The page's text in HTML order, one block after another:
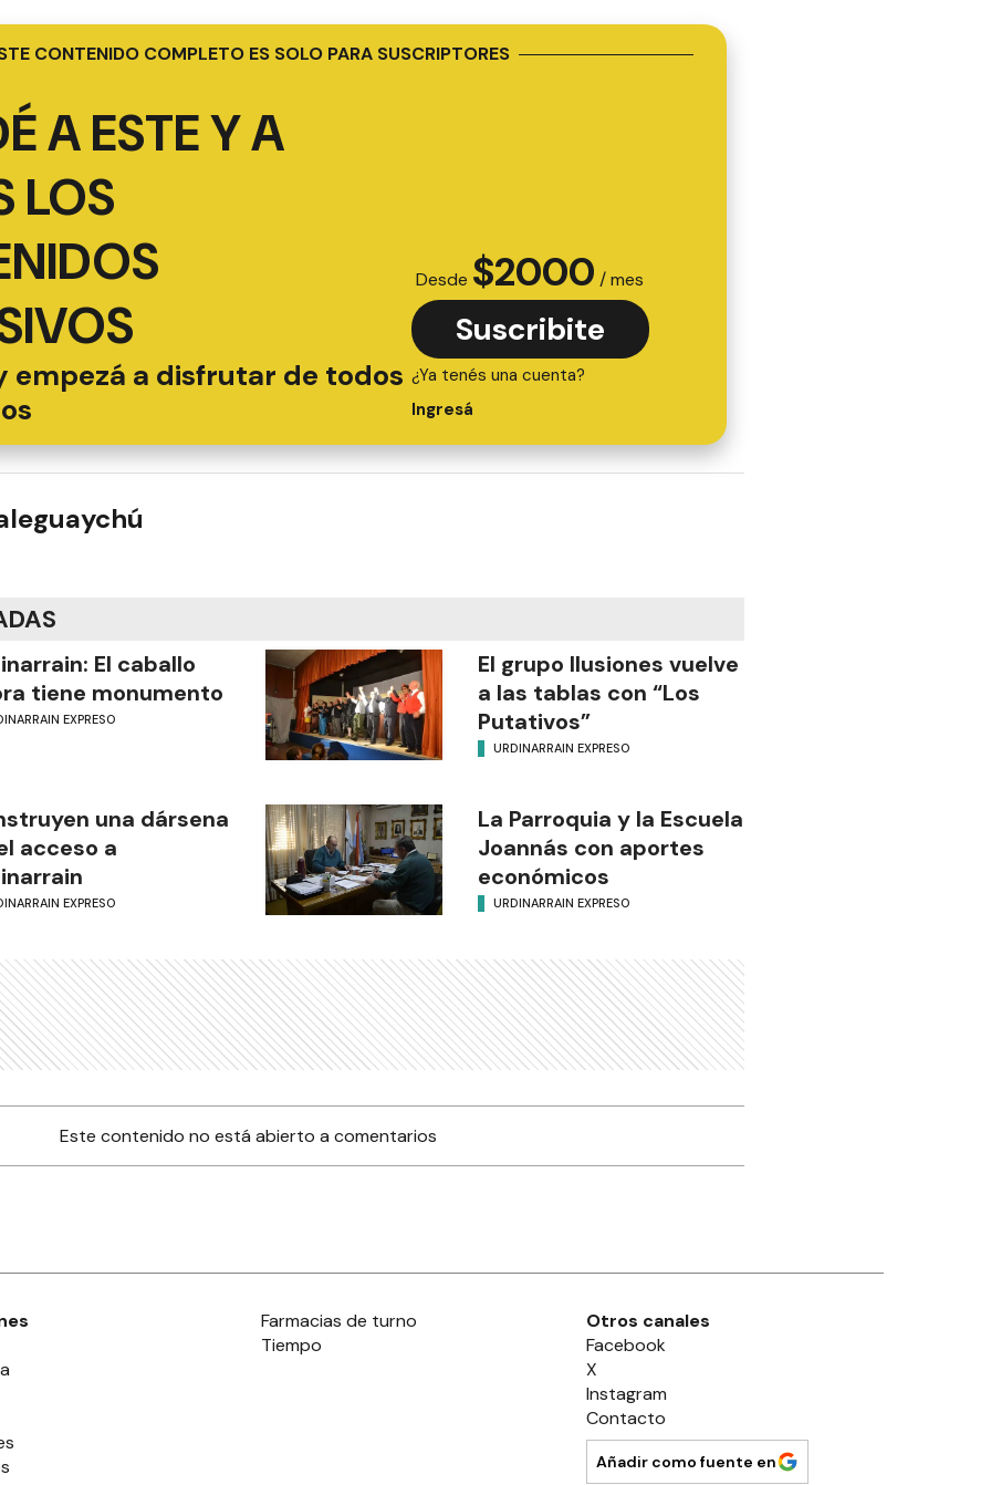
CONTENIDO COMPLETO ES SOLO PARA SUSCRIPTORES
A ESTE Y A
LOS
empezá a disfrutar de todos
Desde $2000 / mes
Suscribite
¿Ya tenés una cuenta?
Ingresá
El caballo
tiene monumento
EXPRESO
El grupo Ilusiones vuelve
a las tablas con “Los
Putativos”
URDINARRAIN EXPRESO
una dársena
acceso a
EXPRESO
La Parroquia y la Escuela
Joannás con aportes
económicos
URDINARRAIN EXPRESO
Este contenido no está abierto a comentarios
Farmacias de turno
Tiempo
Otros canales
Facebook
X
Instagram
Contacto
Añadir como fuente en